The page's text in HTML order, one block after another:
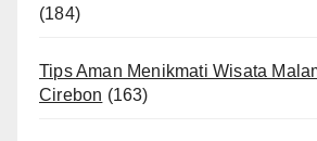
(184)
Tips Aman Menikmati Wisata
Cirebon (163)